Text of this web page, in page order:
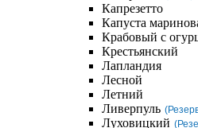
Капрезетто
Капуста
Крабовый с
Крестьянский
Лапландия
Лесной
Летний
Ливерпуль
Луховицкий